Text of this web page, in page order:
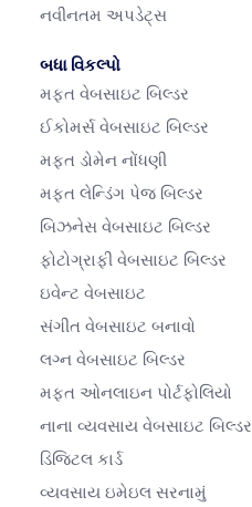
નવીનતમ અપડેટ્સ
બધા વિકલ્પો
મફત વેબસાઇટ બિલ્ડર
ઈકોમર્સ વેબસાઇટ બિલ્ડર
મફત ડોમેન નોંધણી
મફત લેન્ડિંગ પેજ બિલ્ડર
બિઝનેસ વેબસાઇટ બિલ્ડર
ફોટોગ્રાફી વેબસાઇટ બિલ્ડર
ઇવેન્ટ વેબસાઇટ
સંગીત વેબસાઇટ બનાવો
લગ્ન વેબસાઇટ બિલ્ડર
મફત ઓનલાઇન પોર્ટફોલિયો
નાના વ્યવસાય વેબસાઇટ બિલ્ડર
ડિજિટલ કાર્ડ
વ્યવસાય ઇમેઇલ સરનામું